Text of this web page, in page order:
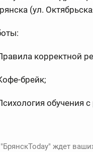
(ул.
корректной
брейк;
обучения
ждет